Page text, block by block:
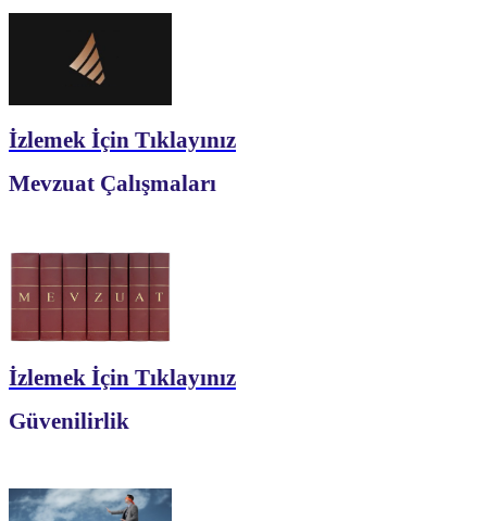
İzlemek İçin Tıklayınız
Mevzuat Çalışmaları
İzlemek İçin Tıklayınız
Güvenilirlik